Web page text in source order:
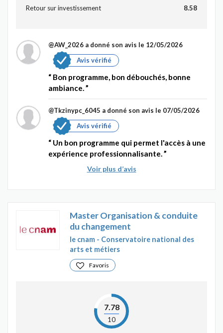
Retour sur investissement 8.58
@AW_2026 a donné son avis le 12/05/2026
Avis vérifié
Bon programme, bon débouchés, bonne
ambiance.
@Tkzinypc_6045 a donné son avis le 07/05/2026
Avis vérifié
Un bon programme qui permet l'accès à une
expérience professionnalisante.
Voir plus d’avis
Master Organisation & conduite
du changement
le cnam - Conservatoire national des
arts et métiers
Favoris
7.78
10